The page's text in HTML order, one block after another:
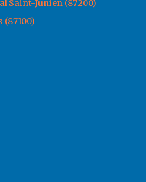
Saint-Junien (87200)